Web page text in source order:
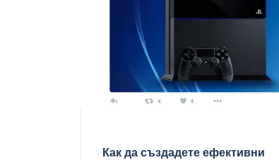
Как да създадете ефективни